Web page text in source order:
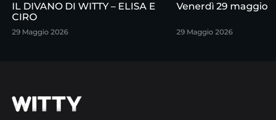
IL DIVANO DI WITTY – ELISA E
CIRO
29 Maggio 2026
Venerdì 29 maggio
29 Maggio 2026